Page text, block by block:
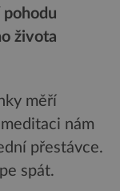
života
měří
nám
přestávce.
spát.